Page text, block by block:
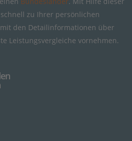
zu Ihrer persönlichen
den Detailinformationen über
Leistungsvergleiche vornehmen.